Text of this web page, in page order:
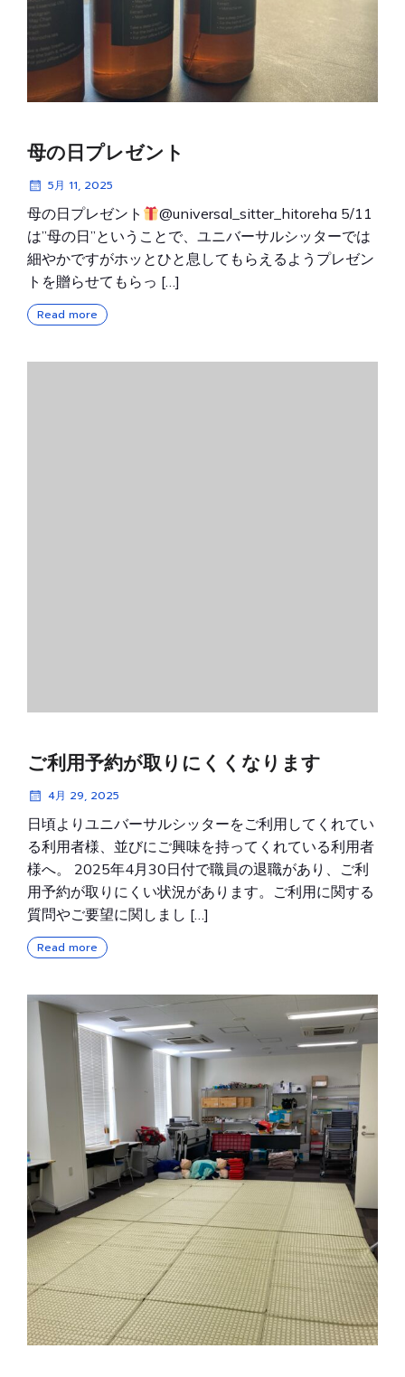
母の日プレゼント
5月 11, 2025
母の日プレゼント
@universal_sitter_hitoreha 5/11
は”母の日”ということで、ユニバーサルシッターでは
細やかですがホッとひと息してもらえるようプレゼン
トを贈らせてもらっ […]
Read more
ご利用予約が取りにくくなります
4月 29, 2025
日頃よりユニバーサルシッターをご利用してくれてい
る利用者様、並びにご興味を持ってくれている利用者
様へ。 2025年4月30日付で職員の退職があり、ご利
用予約が取りにくい状況があります。ご利用に関する
質問やご要望に関しまし […]
Read more